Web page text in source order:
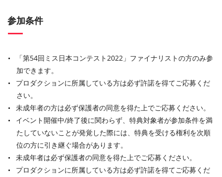
参加条件
「第54回ミス日本コンテスト2022」ファイナリストの方のみ参
加できます。
プロダクションに所属している方は必ず許諾を得てご応募くだ
さい。
未成年者の方は必ず保護者の同意を得た上でご応募ください。
イベント開催中/終了後に関わらず、特典対象者が参加条件を満
たしていないことが発覚した際には、特典を受ける権利を次順
位の方に引き継ぐ場合があります。
未成年者は必ず保護者の同意を得た上でご応募ください。
プロダクションに所属している方は必ず許諾を得てご応募くだ